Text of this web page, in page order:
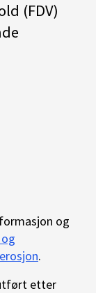
(FDV)
og
.
etter